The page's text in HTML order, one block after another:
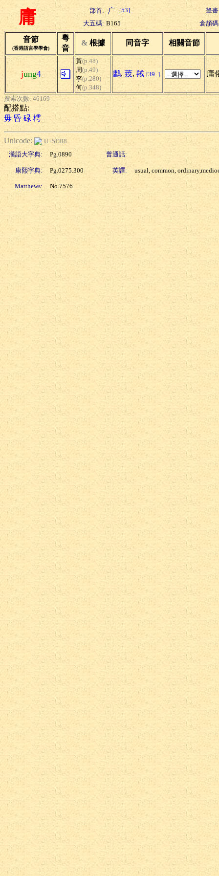
庸 部首: [53]
筆
大五碼: B165 倉頡
音節
(香港語言學學會)
粵
音
& 根據 同音字 相關音節
jung4
黃(p.48)
周(p.49)
李(p.280)
何(p.348)
鷛, 茙, 羢 [39..] 庸
搜索次數: 46169
配搭點:
毋 昏 碌 樗
Unicode:
U+5EB8
漢語大字典:
Pg.0890 普通話:
康熙字典: Pg.0275.300 英譯: usual, common,
Matthews: No.7576